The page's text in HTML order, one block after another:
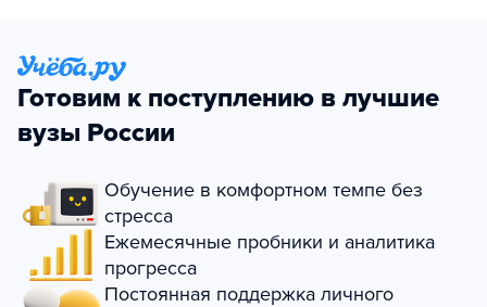
Готовим к поступлению в лучшие
вузы России
Обучение в комфортном темпе без
стресса
Ежемесячные пробники и аналитика
прогресса
Постоянная поддержка личного